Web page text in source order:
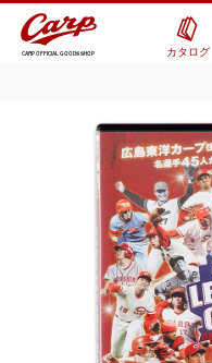
CARP OFFICIAL GOODS SHOP カタログ